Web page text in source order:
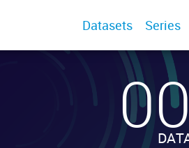
Datasets Series